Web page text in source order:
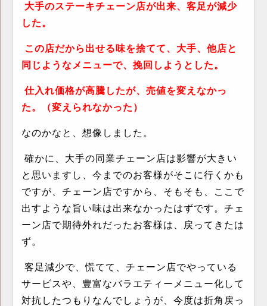
大手のステーキチェーン店が出来、客足が減少
した。
この店だから出せる味を捨てて、大手、他店と
同じようなメニューで、挽回しようとした。
仕入れ価格が高騰したが、売値を変えなかっ
た。（変えられなかった）
なのかなと、想像しました。
確かに、大手の同業チェーン店は影響が大きい
と思いますし、今までのお客様がそこに行くかも
ですが、チェーン店ですから、そもそも、ここで
出すような旨い味は出来なかったはずです。チェ
ーン店で期待外れだったお客様は、戻ってきたは
ず。
客足減少で、慌てて、チェーン店でやっている
サービスや、豊富なバラエティーメニュー化して
対抗したつもりなんでしょうが、今度は折角戻っ